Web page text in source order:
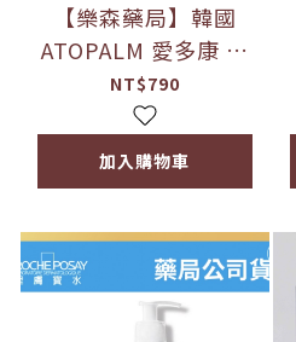
【樂森藥局】韓國
ATOPALM 愛多康 舒
敏全效修護乳液
120ml 敏感肌 乳液 舒
敏
NT$790
加入購物車